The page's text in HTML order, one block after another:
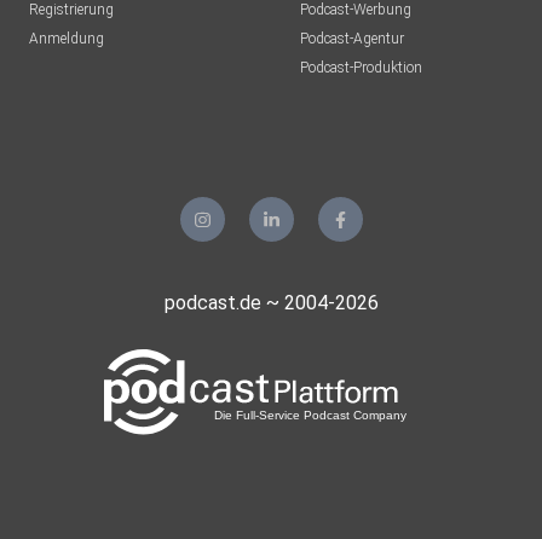
Registrierung
Anmeldung
Podcast-Werbung
Podcast-Agentur
Podcast-Produktion
podcast.de ~ 2004-2026